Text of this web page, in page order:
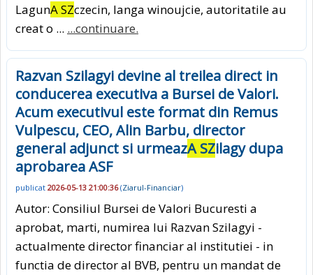
LagunA SZczecin, langa winoujcie, autoritatile au
creat o ... ...continuare.
Razvan Szilagyi devine al treilea direct in
conducerea executiva a Bursei de Valori.
Acum executivul este format din Remus
Vulpescu, CEO, Alin Barbu, director
general adjunct si urmeazA SZilagy dupa
aprobarea ASF
publicat 2026-05-13 21:00:36(Ziarul-Financiar)
Autor: Consiliul Bursei de Valori Bucuresti a
aprobat, marti, numirea lui Razvan Szilagyi -
actualmente director financiar al institutiei - in
functia de director al BVB, pentru un mandat de